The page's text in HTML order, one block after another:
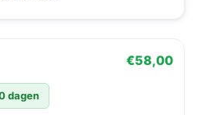
€58,00
dagen